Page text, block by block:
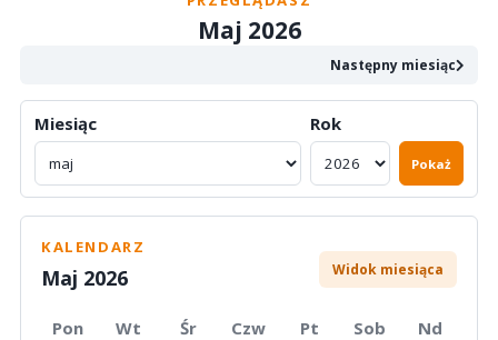
Maj 2026
Następny miesiąc
Miesiąc Rok
Pokaż
KALENDARZ
Maj 2026 Widok miesiąca
Pon Wt Śr Czw Pt Sob Nd